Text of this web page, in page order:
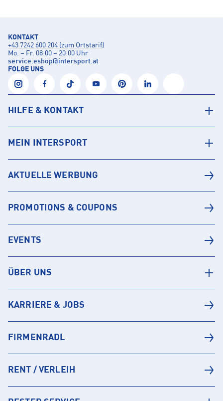
KONTAKT
+43 7242 600 204 (zum Ortstarif)
Mo. – Fr. 08:00 – 20:00 Uhr
service.eshop@intersport.at
FOLGE UNS
HILFE & KONTAKT
MEIN INTERSPORT
AKTUELLE WERBUNG
PROMOTIONS & COUPONS
EVENTS
ÜBER UNS
KARRIERE & JOBS
FIRMENRADL
RENT / VERLEIH